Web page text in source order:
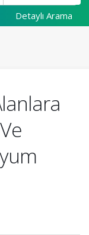
Detaylı Arama